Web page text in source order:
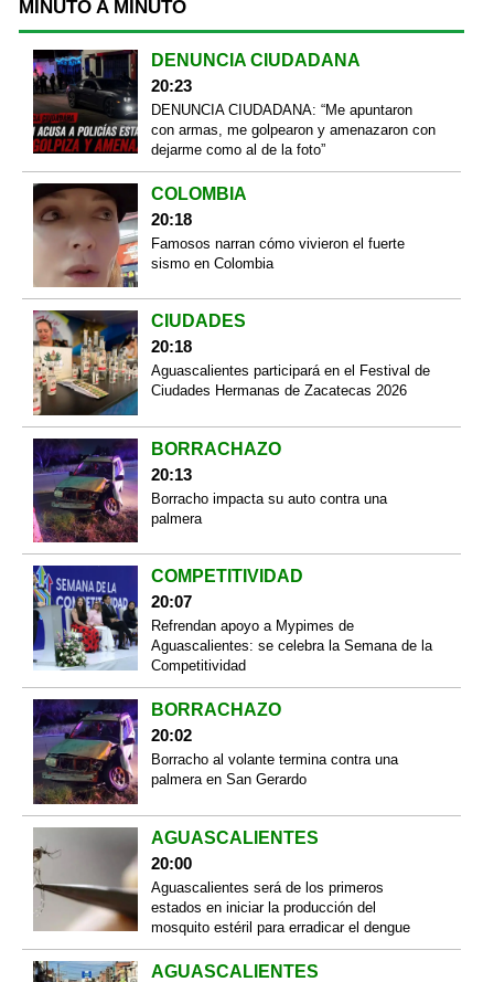
MINUTO A MINUTO
DENUNCIA CIUDADANA
20:23
DENUNCIA CIUDADANA: “Me apuntaron
con armas, me golpearon y amenazaron con
dejarme como al de la foto”
COLOMBIA
20:18
Famosos narran cómo vivieron el fuerte
sismo en Colombia
CIUDADES
20:18
Aguascalientes participará en el Festival de
Ciudades Hermanas de Zacatecas 2026
BORRACHAZO
20:13
Borracho impacta su auto contra una
palmera
COMPETITIVIDAD
20:07
Refrendan apoyo a Mypimes de
Aguascalientes: se celebra la Semana de la
Competitividad
BORRACHAZO
20:02
Borracho al volante termina contra una
palmera en San Gerardo
AGUASCALIENTES
20:00
Aguascalientes será de los primeros
estados en iniciar la producción del
mosquito estéril para erradicar el dengue
AGUASCALIENTES